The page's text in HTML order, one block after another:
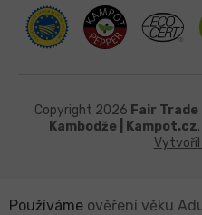
Copyright 2026 Fair
Kambodže | Kampot.cz
Používáme ověření věku